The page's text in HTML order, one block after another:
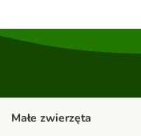
Psy
Otwórz menu kategorii: Koty
Małe zwierzęta